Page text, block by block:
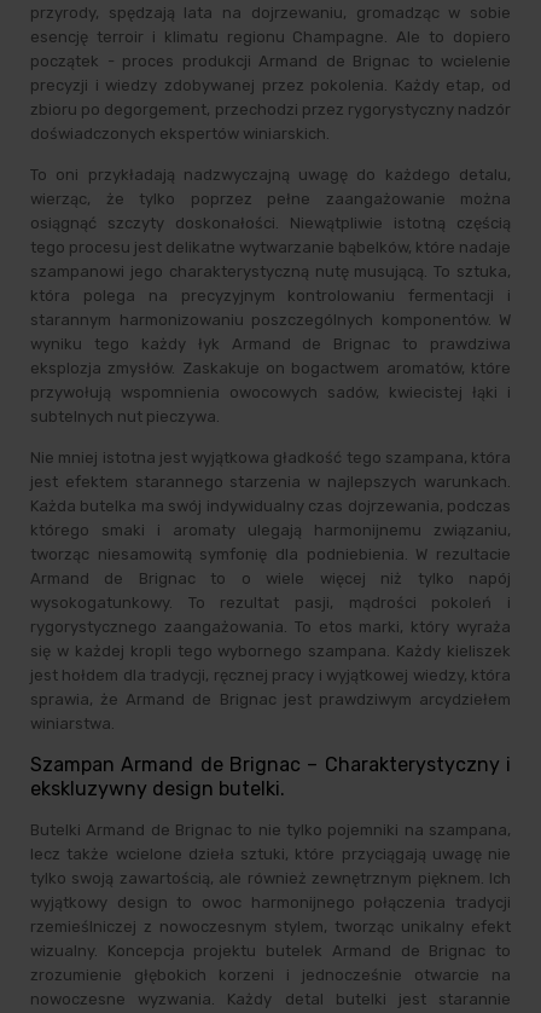
przyrody, spędzają lata na dojrzewaniu, gromadząc w sobie
esencję terroir i klimatu regionu Champagne. Ale to dopiero
początek - proces produkcji Armand de Brignac to wcielenie
precyzji i wiedzy zdobywanej przez pokolenia. Każdy etap, od
zbioru po degorgement, przechodzi przez rygorystyczny nadzór
doświadczonych ekspertów winiarskich.
To oni przykładają nadzwyczajną uwagę do każdego detalu,
wierząc, że tylko poprzez pełne zaangażowanie można
osiągnąć szczyty doskonałości. Niewątpliwie istotną częścią
tego procesu jest delikatne wytwarzanie bąbelków, które nadaje
szampanowi jego charakterystyczną nutę musującą. To sztuka,
która polega na precyzyjnym kontrolowaniu fermentacji i
starannym harmonizowaniu poszczególnych komponentów. W
wyniku tego każdy łyk Armand de Brignac to prawdziwa
eksplozja zmysłów. Zaskakuje on bogactwem aromatów, które
przywołują wspomnienia owocowych sadów, kwiecistej łąki i
subtelnych nut pieczywa.
Nie mniej istotna jest wyjątkowa gładkość tego szampana, która
jest efektem starannego starzenia w najlepszych warunkach.
Każda butelka ma swój indywidualny czas dojrzewania, podczas
którego smaki i aromaty ulegają harmonijnemu związaniu,
tworząc niesamowitą symfonię dla podniebienia. W rezultacie
Armand de Brignac to o wiele więcej niż tylko napój
wysokogatunkowy. To rezultat pasji, mądrości pokoleń i
rygorystycznego zaangażowania. To etos marki, który wyraża
się w każdej kropli tego wybornego szampana. Każdy kieliszek
jest hołdem dla tradycji, ręcznej pracy i wyjątkowej wiedzy, która
sprawia, że Armand de Brignac jest prawdziwym arcydziełem
winiarstwa.
Szampan Armand de Brignac – Charakterystyczny i
ekskluzywny design butelki.
Butelki Armand de Brignac to nie tylko pojemniki na szampana,
lecz także wcielone dzieła sztuki, które przyciągają uwagę nie
tylko swoją zawartością, ale również zewnętrznym pięknem. Ich
wyjątkowy design to owoc harmonijnego połączenia tradycji
rzemieślniczej z nowoczesnym stylem, tworząc unikalny efekt
wizualny. Koncepcja projektu butelek Armand de Brignac to
zrozumienie głębokich korzeni i jednocześnie otwarcie na
nowoczesne wyzwania. Każdy detal butelki jest starannie